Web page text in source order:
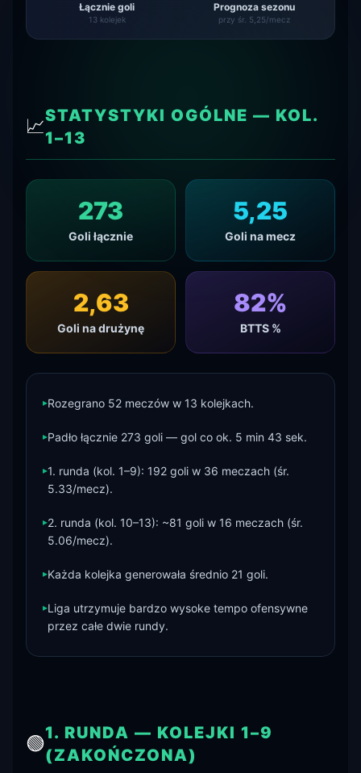
Łącznie goli
13 kolejek
Prognoza sezonu
przy śr. 5,25/mecz
📈STATYSTYKI OGÓLNE — KOL.
1–13
273
Goli łącznie
5,25
Goli na mecz
2,63
Goli na drużynę
82%
BTTS %
▸Rozegrano 52 meczów w 13 kolejkach.
▸Padło łącznie 273 goli — gol co ok. 5 min 43 sek.
▸1. runda (kol. 1–9): 192 goli w 36 meczach (śr.
5.33/mecz).
▸2. runda (kol. 10–13): ~81 goli w 16 meczach (śr.
5.06/mecz).
▸Każda kolejka generowała średnio 21 goli.
▸Liga utrzymuje bardzo wysoke tempo ofensywne
przez całe dwie rundy.
🟢1. RUNDA — KOLEJKI 1–9
(ZAKOŃCZONA)